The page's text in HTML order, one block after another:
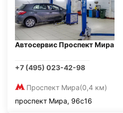
Автосервис Проспект Мира
+7 (495) 023-42-98
Проспект Мира(0,4 км)
проспект Мира, 96с16